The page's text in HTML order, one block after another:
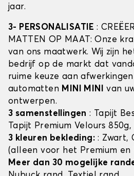
jaar.
3- PERSONALISATIE:
MATTEN OP MAAT: Onze
van ons maatwerk. Wij zijn
bedrijf op de markt dat
ruime keuze aan
automatten MINI MINI van
ontwerpen.
3 samenstellingen : Tapijt
Tapijt Premium Velours 850g,
3 kleuren bekleding: : Zwart,
(alleen voor het Premium en
Meer dan 30 mogelijke